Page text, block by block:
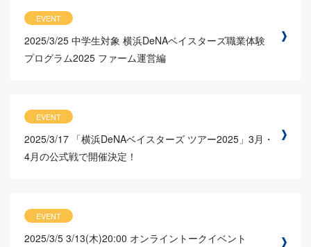
EVENT
2025/3/25 中学生対象 横浜DeNAベイスターズ職業体験
プログラム2025 ファーム運営編
EVENT
2025/3/17 「横浜DeNAベイスターズ ツアー2025」3月・
4月の公式戦で開催決定！
EVENT
2025/3/5 3/13(木)20:00 オンライントークイベント